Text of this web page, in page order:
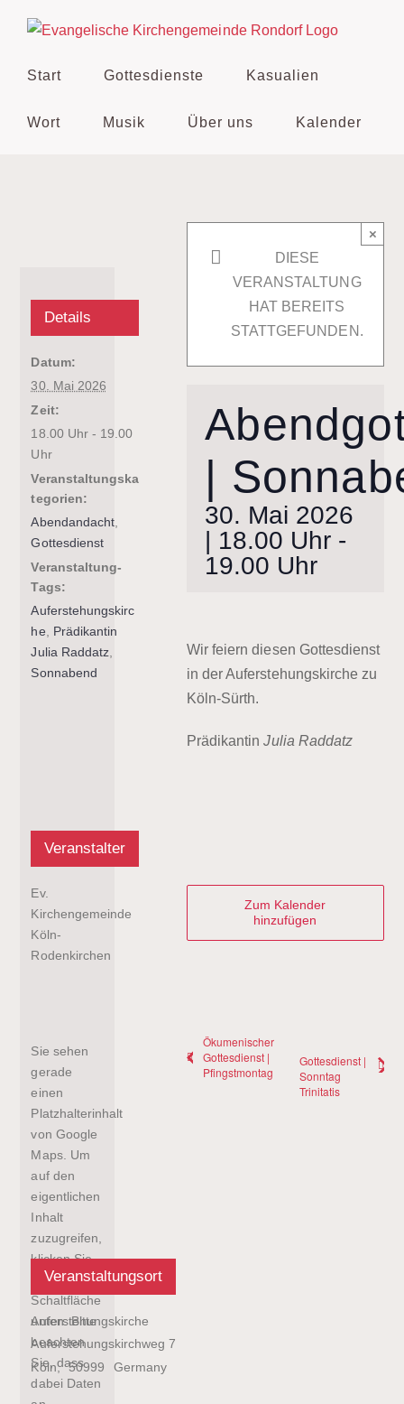
Inhalt
Start
Gottesdienste Kasualien
Wort Musik Über uns Kalender
DIESE
VERANSTALTUNG
HAT BEREITS
STATTGEFUNDEN.
×
|
30. Mai 2026
| 18.00 Uhr -
19.00 Uhr
Wir feiern diesen Gottesdienst
in der Auferstehungskirche zu
Köln-Sürth.
PrädikantinJulia Raddatz
Zum Kalender
hinzufügen
Ökumenischer
Gottesdienst |
Pfingstmontag
Gottesdienst |
Sonntag
Trinitatis
Details
Datum:
30. Mai 2026
Zeit:
18.00 Uhr - 19.00
Uhr
Veranstaltungska
tegorien:
Abendandacht,
Gottesdienst
Veranstaltung-
Tags:
Auferstehungskirc
he
Prädikantin
Julia Raddatz,
Sonnabend
Veranstalter
Ev.
Kirchengemeinde
Köln-
Rodenkirchen
Veranstaltungsort
Auferstehungskirche
Auferstehungskirchweg 7
Köln, 50999 Germany
Sie sehen
gerade
einen
Platzhalterinhalt
von Google
Maps. Um
auf den
eigentlichen
Inhalt
zuzugreifen,
klicken Sie
auf die
Schaltfläche
unten. Bitte
beachten
Sie, dass
dabei Daten